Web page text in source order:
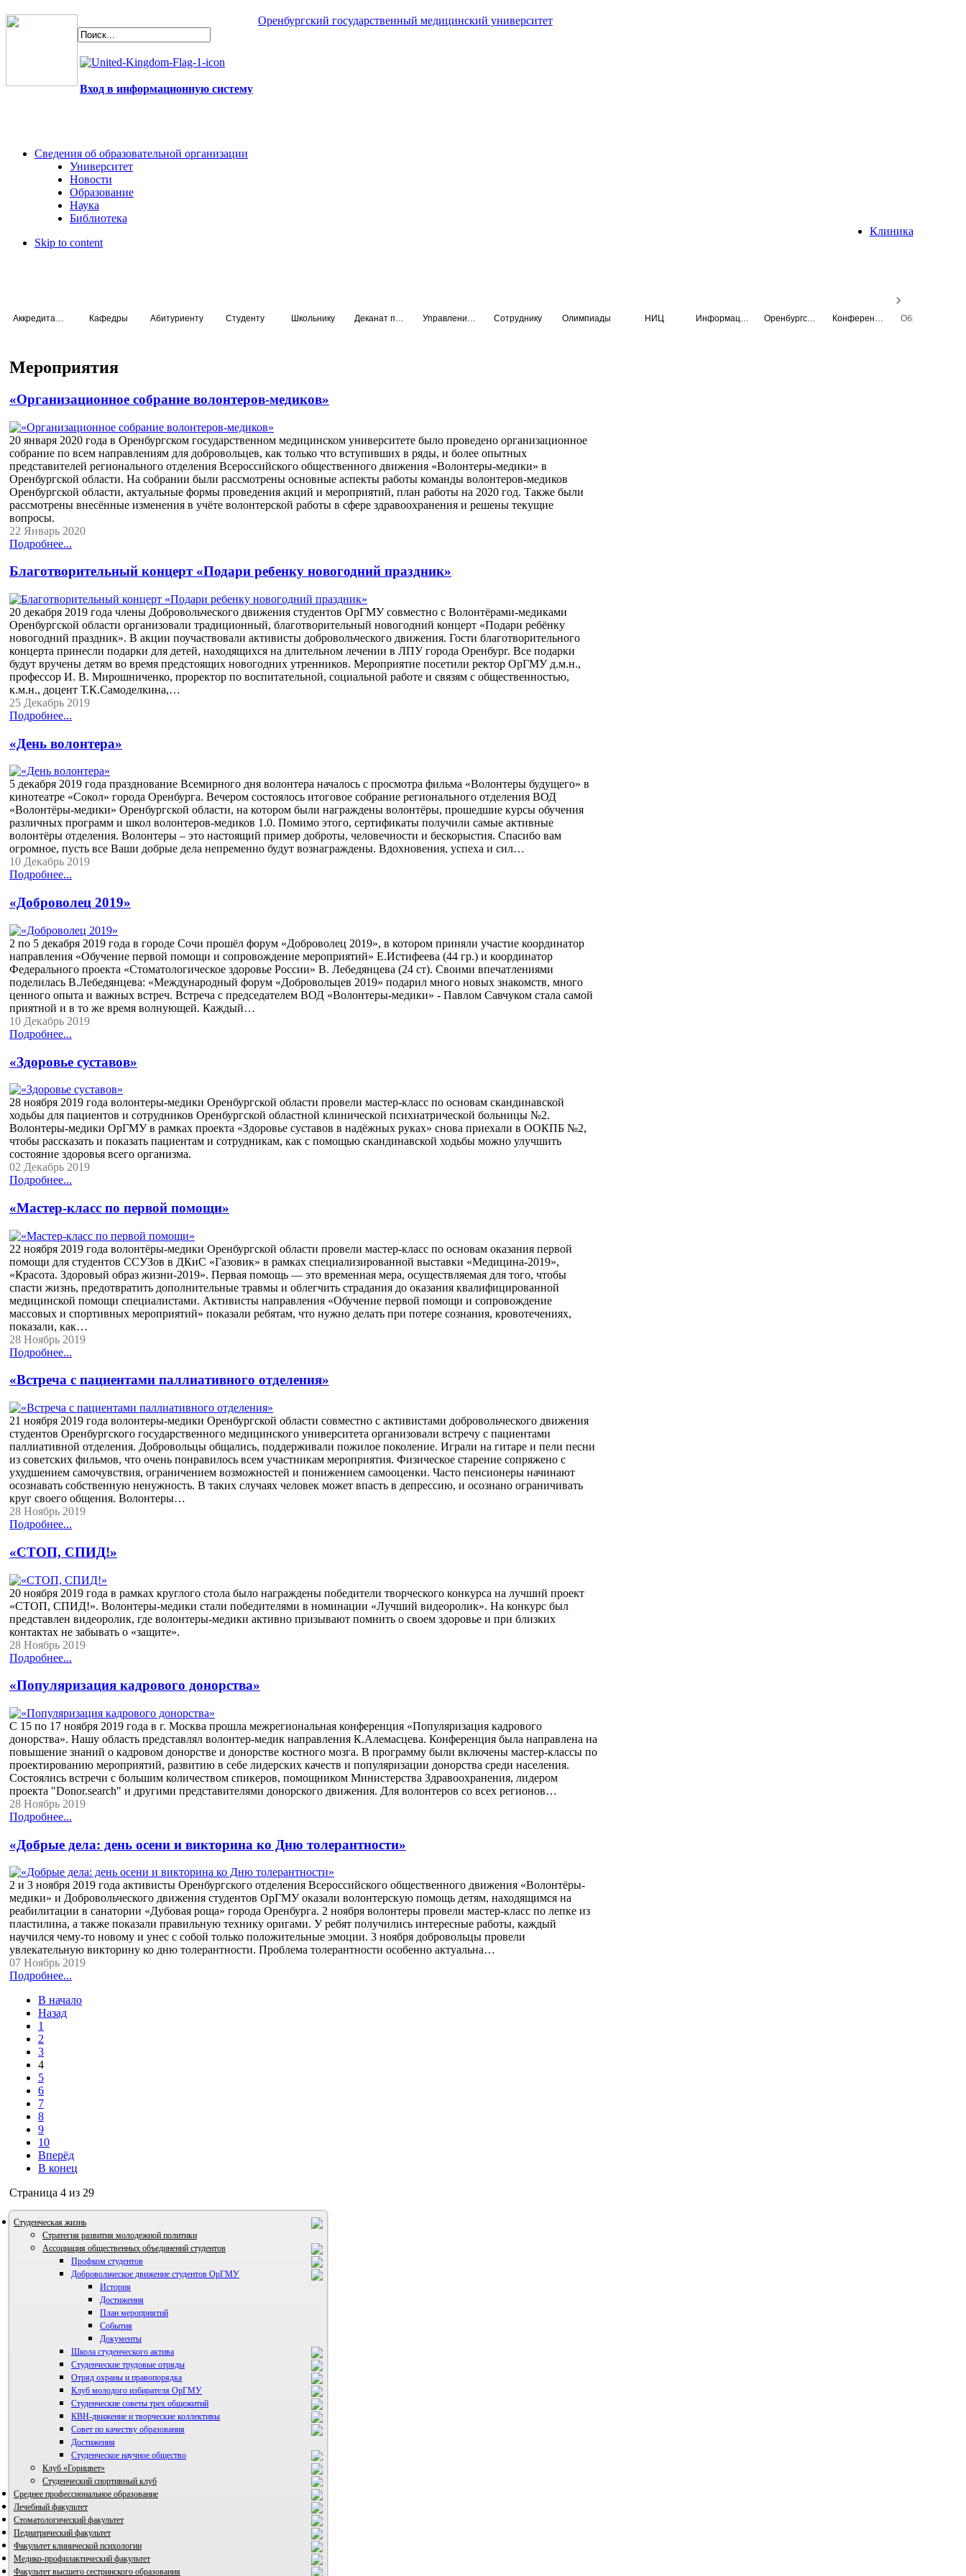
Оренбургский государственный медицинский университет
Вход в информационную систему
Сведения об образовательной организации
Университет
Новости
Образование
Наука
Библиотека
Клиника
Skip to content
Кафедры Абитуриенту Студенту Школьнику Сотруднику Олимпиады НИЦ
Мероприятия
«Организационное собрание волонтеров-медиков»
20 января 2020 года в Оренбургском государственном медицинском университете было проведено организационное
собрание по всем направлениям для добровольцев, как только что вступивших в ряды, и более опытных
представителей регионального отделения Всероссийского общественного движения «Волонтеры-медики» в
Оренбургской области. На собрании были рассмотрены основные аспекты работы команды волонтеров-медиков
Оренбургской области, актуальные формы проведения акций и мероприятий, план работы на 2020 год. Также были
рассмотрены внесённые изменения в учёте волонтерской работы в сфере здравоохранения и решены текущие
вопросы.
22 Январь 2020
Подробнее...
Благотворительный концерт «Подари ребенку новогодний праздник»
20 декабря 2019 года члены Добровольческого движения студентов ОрГМУ совместно с Волонтёрами-медиками
Оренбургской области организовали традиционный, благотворительный новогодний концерт «Подари ребёнку
новогодний праздник». В акции поучаствовали активисты добровольческого движения. Гости благотворительного
концерта принесли подарки для детей, находящихся на длительном лечении в ЛПУ города Оренбург. Все подарки
будут вручены детям во время предстоящих новогодних утренников. Мероприятие посетили ректор ОрГМУ д.м.н.,
профессор И. В. Мирошниченко, проректор по воспитательной, социальной работе и связям с общественностью,
к.м.н., доцент Т.К.Самоделкина,…
25 Декабрь 2019
Подробнее...
«День волонтера»
5 декабря 2019 года празднование Всемирного дня волонтера началось с просмотра фильма «Волонтеры будущего» в
кинотеатре «Сокол» города Оренбурга. Вечером состоялось итоговое собрание регионального отделения ВОД
«Волонтёры-медики» Оренбургской области, на котором были награждены волонтёры, прошедшие курсы обучения
различных программ и школ волонтеров-медиков 1.0. Помимо этого, сертификаты получили самые активные
волонтёры отделения. Волонтеры – это настоящий пример доброты, человечности и бескорыстия. Спасибо вам
огромное, пусть все Ваши добрые дела непременно будут вознаграждены. Вдохновения, успеха и сил…
10 Декабрь 2019
Подробнее...
«Доброволец 2019»
2 по 5 декабря 2019 года в городе Сочи прошёл форум «Доброволец 2019», в котором приняли участие координатор
направления «Обучение первой помощи и сопровождение мероприятий» Е.Истифеева (44 гр.) и координатор
Федерального проекта «Стоматологическое здоровье России» В. Лебедянцева (24 ст). Своими впечатлениями
поделилась В.Лебедянцева: «Международный форум «Добровольцев 2019» подарил много новых знакомств, много
ценного опыта и важных встреч. Встреча с председателем ВОД «Волонтеры-медики» - Павлом Савчуком стала самой
приятной и в то же время волнующей. Каждый…
10 Декабрь 2019
Подробнее...
«Здоровье суставов»
28 ноября 2019 года волонтеры-медики Оренбургской области провели мастер-класс по основам скандинавской
ходьбы для пациентов и сотрудников Оренбургской областной клинической психиатрической больницы №2.
Волонтеры-медики ОрГМУ в рамках проекта «Здоровье суставов в надёжных руках» снова приехали в ООКПБ №2,
чтобы рассказать и показать пациентам и сотрудникам, как с помощью скандинавской ходьбы можно улучшить
состояние здоровья всего организма.
02 Декабрь 2019
Подробнее...
«Мастер-класс по первой помощи»
22 ноября 2019 года волонтёры-медики Оренбургской области провели мастер-класс по основам оказания первой
помощи для студентов ССУЗов в ДКиС «Газовик» в рамках специализированной выставки «Медицина-2019»,
«Красота. Здоровый образ жизни-2019». Первая помощь — это временная мера, осуществляемая для того, чтобы
спасти жизнь, предотвратить дополнительные травмы и облегчить страдания до оказания квалифицированной
медицинской помощи специалистами. Активисты направления «Обучение первой помощи и сопровождение
массовых и спортивных мероприятий» показали ребятам, что нужно делать при потере сознания, кровотечениях,
показали, как…
28 Ноябрь 2019
Подробнее...
«Встреча с пациентами паллиативного отделения»
21 ноября 2019 года волонтеры-медики Оренбургской области совместно с активистами добровольческого движения
студентов Оренбургского государственного медицинского университета организовали встречу с пациентами
паллиативной отделения. Добровольцы общались, поддерживали пожилое поколение. Играли на гитаре и пели песни
из советских фильмов, что очень понравилось всем участникам мероприятия. Физическое старение сопряжено с
ухудшением самочувствия, ограничением возможностей и понижением самооценки. Часто пенсионеры начинают
осознавать собственную ненужность. В таких случаях человек может впасть в депрессию, и осознано ограничивать
круг своего общения. Волонтеры…
28 Ноябрь 2019
Подробнее...
«СТОП, СПИД!»
20 ноября 2019 года в рамках круглого стола было награждены победители творческого конкурса на лучший проект
«СТОП, СПИД!». Волонтеры-медики стали победителями в номинации «Лучший видеоролик». На конкурс был
представлен видеоролик, где волонтеры-медики активно призывают помнить о своем здоровье и при близких
контактах не забывать о «защите».
28 Ноябрь 2019
Подробнее...
«Популяризация кадрового донорства»
С 15 по 17 ноября 2019 года в г. Москва прошла межрегиональная конференция «Популяризация кадрового
донорства». Нашу область представлял волонтер-медик направления К.Алемасцева. Конференция была направлена на
повышение знаний о кадровом донорстве и донорстве костного мозга. В программу были включены мастер-классы по
проектированию мероприятий, развитию в себе лидерских качеств и популяризации донорства среди населения.
Состоялись встречи с большим количеством спикеров, помощником Министерства Здравоохранения, лидером
проекта "Donor.search" и другими представителями донорского движения. Для волонтеров со всех регионов…
28 Ноябрь 2019
Подробнее...
«Добрые дела: день осени и викторина ко Дню толерантности»
2 и 3 ноября 2019 года активисты Оренбургского отделения Всероссийского общественного движения «Волонтёры-
медики» и Добровольческого движения студентов ОрГМУ оказали волонтерскую помощь детям, находящимся на
реабилитации в санатории «Дубовая роща» города Оренбурга. 2 ноября волонтеры провели мастер-класс по лепке из
пластилина, а также показали правильную технику оригами. У ребят получились интересные работы, каждый
научился чему-то новому и унес с собой только положительные эмоции. 3 ноября добровольцы провели
увлекательную викторину ко дню толерантности. Проблема толерантности особенно актуальна…
07 Ноябрь 2019
Подробнее...
В начало
Назад
1
2
3
4
5
6
7
8
9
10
Вперёд
В конец
Страница 4 из 29
Студенческая жизнь
Стратегия развития молодежной политики
Ассоциация общественных объединений студентов
Профком студентов
Добровольческое движение студентов ОрГМУ
История
Достижения
План мероприятий
События
Документы
Школа студенческого актива
Студенческие трудовые отряды
Отряд охраны и правопорядка
Клуб молодого избирателя ОрГМУ
Студенческие советы трех общежитий
КВН-движение и творческие коллективы
ВИА "Полигон"
Совет по качеству образования
Достижения
Студенческое научное общество
Клуб «Горицвет»
Студенческий спортивный клуб
Среднее профессиональное образование
Лечебный факультет
Стоматологический факультет
Педиатрический факультет
Факультет клинической психологии
Медико-профилактический факультет
Факультет высшего сестринского образования